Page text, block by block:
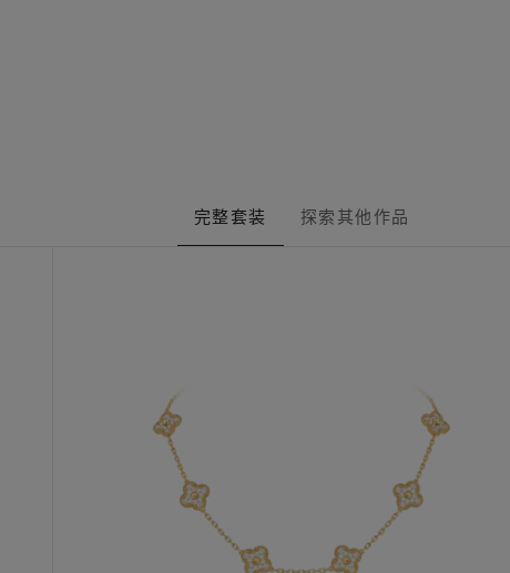
完整套装 探索其他作品